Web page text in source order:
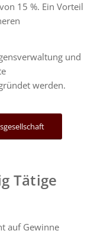
15 %. Ein Vorteil
und
werden.
Tätige
auf Gewinne